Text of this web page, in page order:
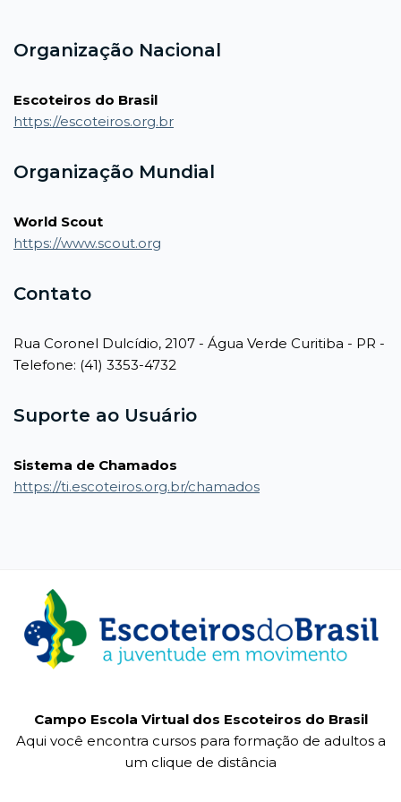
Organização Nacional
Escoteiros do Brasil
https://escoteiros.org.br
Organização Mundial
World Scout
https://www.scout.org
Contato
Rua Coronel Dulcídio, 2107 - Água Verde Curitiba - PR -
Telefone: (41) 3353-4732
Suporte ao Usuário
Sistema de Chamados
https://ti.escoteiros.org.br/chamados
Campo Escola Virtual dos Escoteiros do Brasil
Aqui você encontra cursos para formação de adultos a
um clique de distância